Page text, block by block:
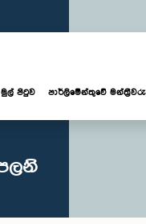
මුල් පිටුව පාර්ලි‌මේන්තුවේ මන්ත්‍රීවරු